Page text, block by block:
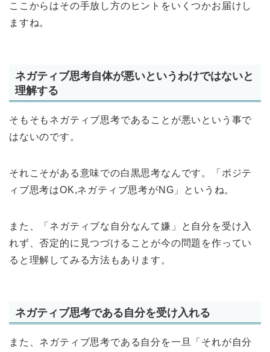
ここからはその手放し方のヒントをいくつかお届けし
ますね。
ネガティブ思考自体が悪いというわけではないと
理解する
そもそもネガティブ思考であることが悪いという事で
はないのです。
それこそがある意味での白黒思考なんです。「ポジテ
ィブ思考はOK,ネガティブ思考がNG」というね。
また、「ネガティブな自分なんて嫌」と自分を受け入
れず、否定的に見つづけることが今の問題を作ってい
ると理解してみる方法もあります。
ネガティブ思考である自分を受け入れる
また、ネガティブ思考である自分を一旦「それが自分